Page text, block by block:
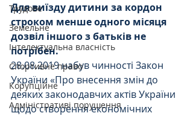
Трудове
Земельне
Інтелектуальна власність
Спортивне право
Корупційне
Адміністративі порушення
Для виїзду дитини за кордон
строком менше одного місяця
дозвіл іншого з батьків не
потрібен.
28.08.2019 набув чинності Закон
України «Про внесення змін до
деяких законодавчих актів України
щодо створення економічних